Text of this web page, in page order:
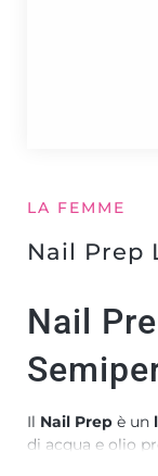
LA FEMME
Nail Prep
Nail
Il Nail Prep è un l
di acqua e olio